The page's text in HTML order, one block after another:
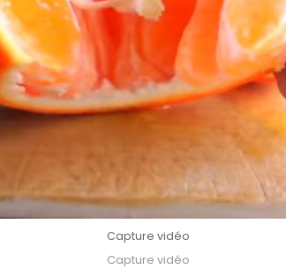
Capture vidéo
Capture vidéo